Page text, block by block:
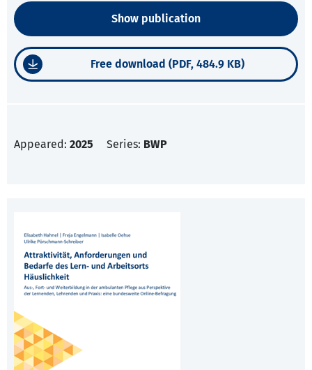
Show publication
Free download (PDF, 484.9 KB)
Appeared: 2025 Series: BWP